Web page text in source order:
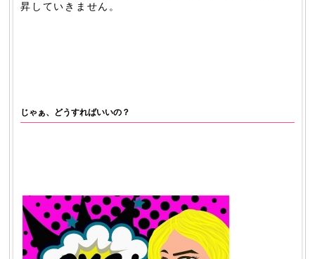
昇していきません。
じゃぁ、どうすればいいの？